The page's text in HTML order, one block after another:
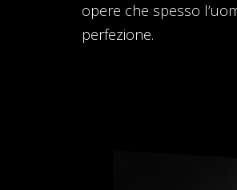
opere che spesso
perfezione.